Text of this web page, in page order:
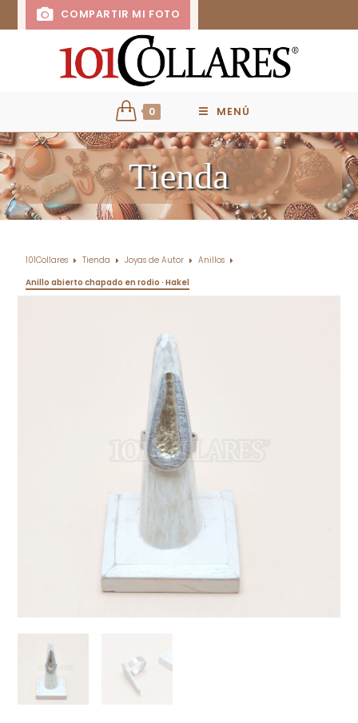
COMPARTIR MI FOTO
0 MENÚ
Tienda
101Collares Tienda Joyas de Autor
Anillos
Anillo abierto chapado en rodio · Hakel